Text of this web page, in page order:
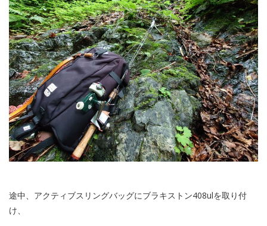
途中、アクティブスリングバッグにブラキストン408ulを取り付
け、